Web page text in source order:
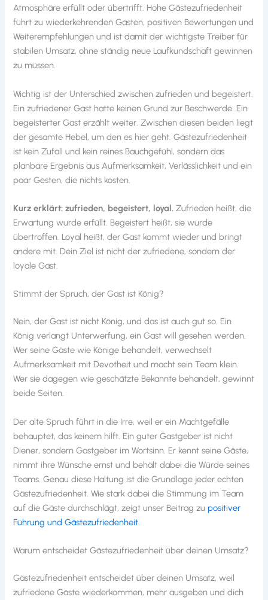
Atmosphäre erfüllt oder übertrifft. Hohe Gästezufriedenheit
führt zu wiederkehrenden Gästen, positiven Bewertungen und
Weiterempfehlungen und ist damit der wichtigste Treiber für
stabilen Umsatz, ohne ständig neue Laufkundschaft gewinnen
zu müssen.
Wichtig ist der Unterschied zwischen zufrieden und begeistert.
Ein zufriedener Gast hatte keinen Grund zur Beschwerde. Ein
begeisterter Gast erzählt weiter. Zwischen diesen beiden liegt
der gesamte Hebel, um den es hier geht. Gästezufriedenheit
ist kein Zufall und kein reines Bauchgefühl, sondern das
planbare Ergebnis aus Aufmerksamkeit, Verlässlichkeit und ein
paar Gesten, die nichts kosten.
Kurz erklärt: zufrieden, begeistert, loyal. Zufrieden heißt, die
Erwartung wurde erfüllt. Begeistert heißt, sie wurde
übertroffen. Loyal heißt, der Gast kommt wieder und bringt
andere mit. Dein Ziel ist nicht der zufriedene, sondern der
loyale Gast.
Stimmt der Spruch, der Gast ist König?
Nein, der Gast ist nicht König, und das ist auch gut so. Ein
König verlangt Unterwerfung, ein Gast will gesehen werden.
Wer seine Gäste wie Könige behandelt, verwechselt
Aufmerksamkeit mit Devotheit und macht sein Team klein.
Wer sie dagegen wie geschätzte Bekannte behandelt, gewinnt
beide Seiten.
Der alte Spruch führt in die Irre, weil er ein Machtgefälle
behauptet, das keinem hilft. Ein guter Gastgeber ist nicht
Diener, sondern Gastgeber im Wortsinn. Er kennt seine Gäste,
nimmt ihre Wünsche ernst und behält dabei die Würde seines
Teams. Genau diese Haltung ist die Grundlage jeder echten
Gästezufriedenheit. Wie stark dabei die Stimmung im Team
auf die Gäste durchschlägt, zeigt unser Beitrag zupositiver
Führung und Gästezufriedenheit.
Warum entscheidet Gästezufriedenheit über deinen Umsatz?
Gästezufriedenheit entscheidet über deinen Umsatz, weil
zufriedene Gäste wiederkommen, mehr ausgeben und dich